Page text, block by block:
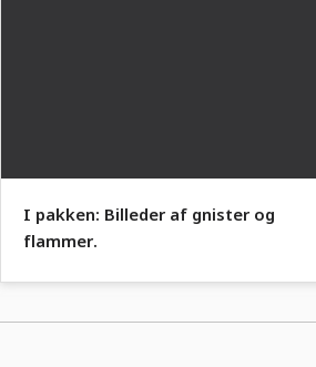
I pakken: Billeder af gnister og
flammer.